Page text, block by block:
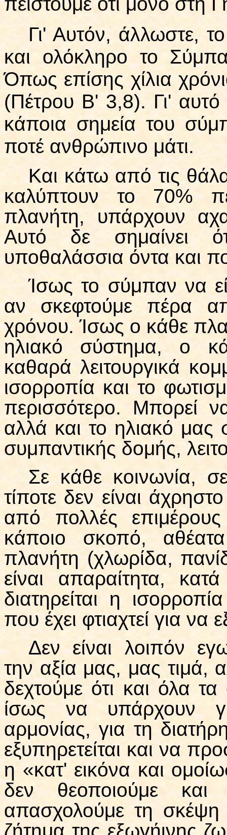
Γι' Αυτόν, άλλωστε,
και ολόκληρο το
Όπως επίσης χίλια
(Πέτρου Β' 3,8). Γι' αυτό
κάποια σημεία του
ποτέ ανθρώπινο μάτι.
Και κάτω από τις
καλύπτουν το 70%
πλανήτη, υπάρχουν
Αυτό δε σημαίνει
υποθαλάσσια όντα και
Ίσως το σύμπαν να
αν σκεφτούμε πέρα
χρόνου. Ίσως ο κάθε
ηλιακό σύστημα, ο
καθαρά λειτουργικά
ισορροπία και το
περισσότερο. Μπορεί
αλλά και το ηλιακό μας
συμπαντικής δομής,
Σε κάθε κοινωνία,
τίποτε δεν είναι
από πολλές
κάποιο σκοπό,
πλανήτη (χλωρίδα,
είναι απαραίτητα,
διατηρείται η
που έχει φτιαχτεί για
Δεν είναι λοιπόν
την αξία μας, μας τιμά,
δεχτούμε ότι και όλα
ίσως να υπάρχουν
αρμονίας, για τη
εξυπηρετείται και να
η «κατ' εικόνα και
δεν θεοποιούμε
απασχολούμε τη